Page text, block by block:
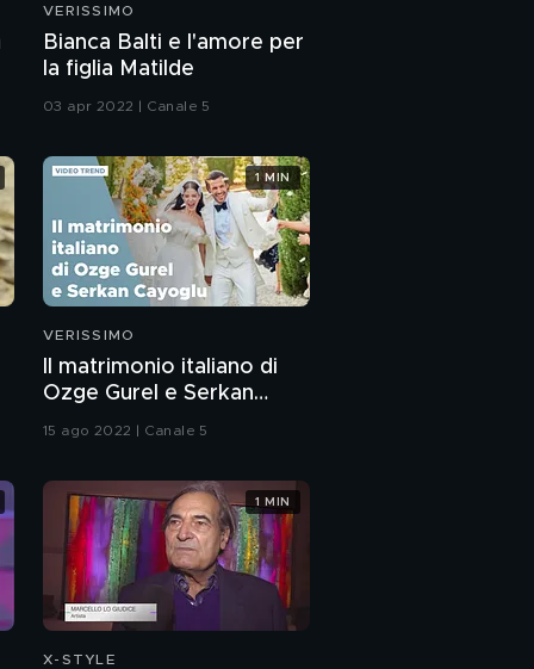
Laura Torrisi e l'amore
entrambi i genitori"
Laura Torrisi e
l'importanza della
parola "Grazie"
Fausto Desalu:
un campione
campione nato per
correre
Fausto Desalu: papà mi
ha abbandonato
VERISSIMO
Bianca Balti e l'amore per
la figlia Matilde
03 apr 2022 | Canale 5
VERISSIMO
Il matrimonio italiano di
Ozge Gurel e Serkan
15 ago 2022 | Canale 5
1 MIN
X-STYLE
1 MIN